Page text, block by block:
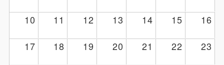
10 11 12 13 14 15 16
17 18 19 20 21 22 23